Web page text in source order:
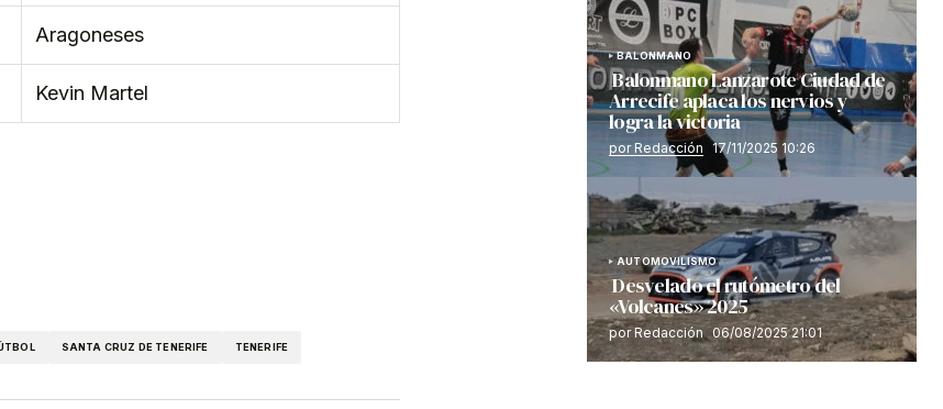
Aragoneses
Kevin Martel
SANTA CRUZ DE TENERIFE TENERIFE
BALONMANO
Balonmano Lanzarote Ciudad de
Arrecife aplaca los nervios y
logra la victoria
por Redacción 17/11/2025 10:26
AUTOMOVILISMO
Desvelado el rutómetro del
«Volcanes» 2025
por Redacción 06/08/2025 21:01